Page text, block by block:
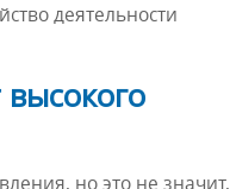
деятельности
но это не значит,